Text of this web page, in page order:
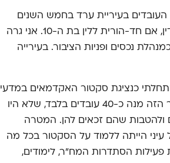
העובדים בעיריית ערד בחמש השנים
האחרונות. אני עורכת דין, אם חד-הורית ללין בת ה-10. אני גרה
נכסים ופניות הציבור. בעירייה
כנציגת סקטור האקדמאים במדעי
החברה והרוח. הסקטור הזה מנה כ-40 עובדים בלבד, שלא היו
ולהטבות שהם זכאים להן. המטרה
הייתה ללמוד על הסקטור בכל מה
פעילות הסתדרות המח"ר, לימודים,